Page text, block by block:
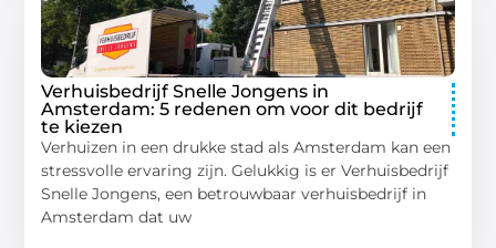
Verhuisbedrijf Snelle Jongens in
Amsterdam: 5 redenen om voor dit bedrijf
te kiezen
Verhuizen in een drukke stad als Amsterdam kan een
stressvolle ervaring zijn. Gelukkig is er Verhuisbedrijf
Snelle Jongens, een betrouwbaar verhuisbedrijf in
Amsterdam dat uw